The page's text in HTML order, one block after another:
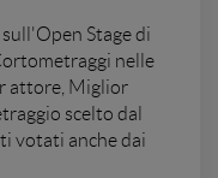
sull'Open Stage di
nelle
attore, Miglior
scelto dal
votati anche dai